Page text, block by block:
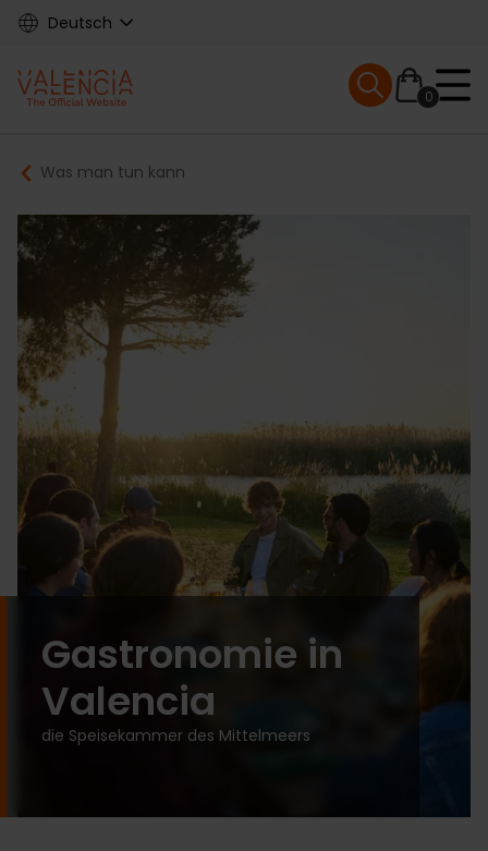
Skip
content
Deutsch
Main
navigation
0
Mobile menu
Breadcrumb
Was man tun kann
Gastronomie in
Valencia
die Speisekammer des Mittelmeers